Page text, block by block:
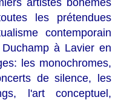
les prétendues
contemporain
à Lavier en
les monochromes,
de silence, les
l'art conceptuel,